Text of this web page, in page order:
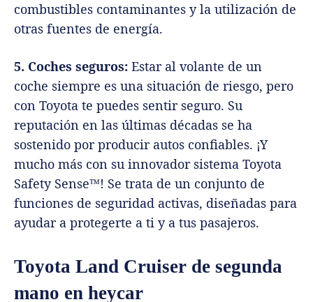
combustibles contaminantes y la utilización de
otras fuentes de energía.
5. Coches seguros: Estar al volante de un
coche siempre es una situación de riesgo, pero
con Toyota te puedes sentir seguro. Su
reputación en las últimas décadas se ha
sostenido por producir autos confiables. ¡Y
mucho más con su innovador sistema Toyota
Safety Sense™! Se trata de un conjunto de
funciones de seguridad activas, diseñadas para
ayudar a protegerte a ti y a tus pasajeros.
Toyota Land Cruiser de segunda
mano en heycar